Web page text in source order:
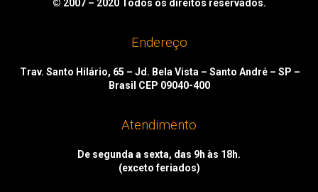
© 2007 – 2020 Todos os direitos reservados.
Endereço
Trav. Santo Hilário, 65 – Jd. Bela Vista – Santo André – SP –
Brasil CEP 09040-400
Atendimento
De segunda a sexta, das 9h às 18h.
(exceto feriados)